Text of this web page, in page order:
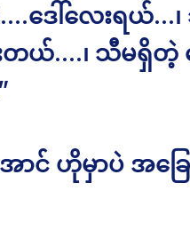
ဒေါ်လေးရယ်…
တယ်….၊ သီမရှိတဲ့
ာင် ဟိုမှာပဲ အခြ